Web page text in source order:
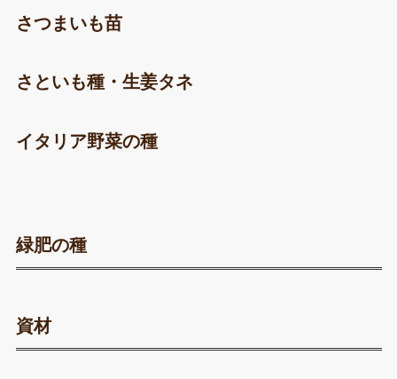
さつまいも苗
さといも種・生姜タネ
イタリア野菜の種
緑肥の種
資材